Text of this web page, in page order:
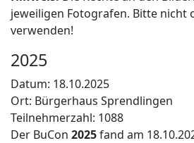
jeweiligen Fotografen. Bitte nicht
verwenden!
2025
Datum: 18.10.2025
Ort: Bürgerhaus Sprendlingen
Teilnehmerzahl: 1088
Der BuCon 2025fand am